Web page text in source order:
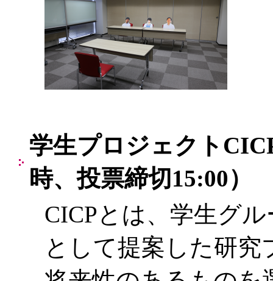
学生プロジェクト
時、投票締切15:00）
CICPとは、学生グ
として提案した研